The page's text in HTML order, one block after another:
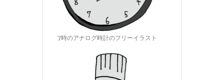
7時のアナログ時計のフリーイラスト